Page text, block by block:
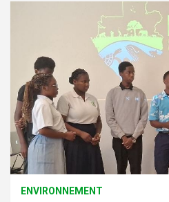
ENVIRONNEMENT